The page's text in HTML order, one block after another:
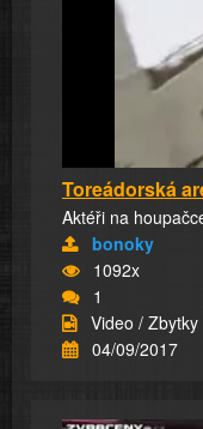
Toreádorská
Aktéři na
bonoky
1092x
1
Video / Zbytky
04/09/2017